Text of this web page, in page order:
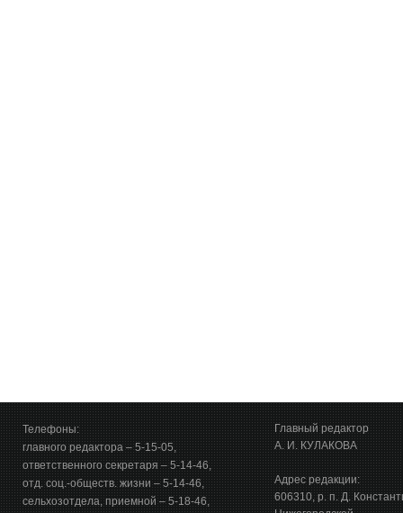
Телефоны:
главного редактора – 5-15-05,
ответственного секретаря – 5-14-46,
отд. соц.-обществ. жизни – 5-14-46,
сельхозотдела, приемной – 5-18-46,
Главный редактор
А. И. КУЛАКОВА
Адрес редакции:
606310, р. п. Д.